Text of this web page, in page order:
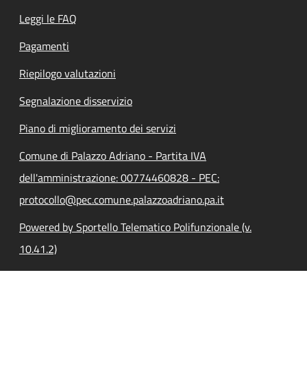
Leggi le FAQ
Pagamenti
Riepilogo valutazioni
Segnalazione disservizio
Piano di miglioramento dei servizi
Comune di Palazzo Adriano - Partita IVA
dell'amministrazione: 00774460828 - PEC:
protocollo@pec.comune.palazzoadriano.pa.it
Powered by Sportello Telematico Polifunzionale (v.
10.41.2)